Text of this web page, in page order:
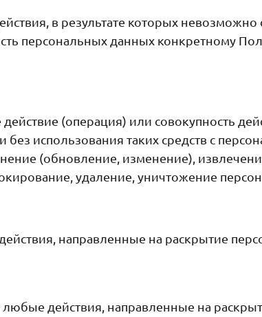
в результате которых
персональных данных конкретному
(операция) или совокупность
без использования таких средств с
(обновление, изменение),
удаление, уничтожение
направленные на раскрытие
действия, направленные на